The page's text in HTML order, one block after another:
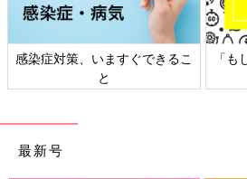
子どもが同じクラスであいさつをした
時に見かけるけど名前もクラスも知ら
人ははじめましてだったのです。
そんな中、２・３月はコロナの影響で
も新年度に向けて活動を始めなければい
合わせてなんとか頑張りましたよ～！
感染症対策、いますぐできるこ
と
「
最新号